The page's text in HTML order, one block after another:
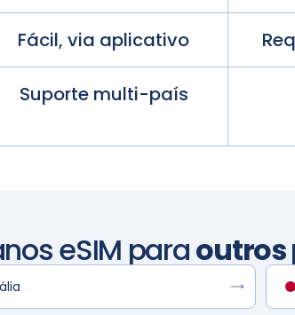
Fácil, via aplicativo
Suporte multi-país
eSIM paraoutros